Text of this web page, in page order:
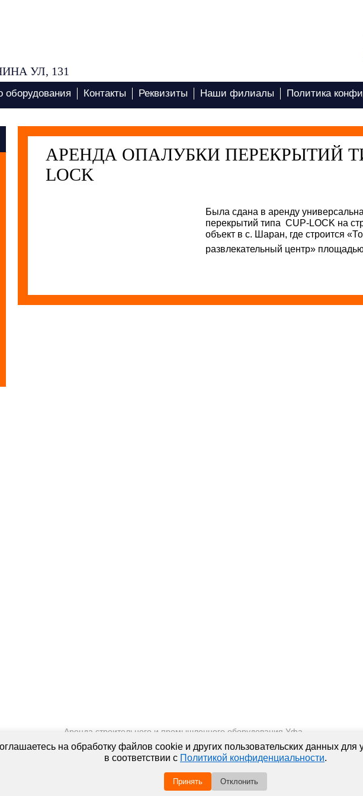
УЛ, 131
оборудования Контакты Реквизиты Наши филиалы Политика
АРЕНДА ОПАЛУБКИ ПЕРЕКРЫТИЙ
LOCK
Была сдана в аренду у
перекрытий типа CUP-LOCK на
объект в с. Шаран, где строится
развлекательный центр»
Аренда строительного и промышленного оборудования Уфа
Аренда оборудования 2018. Все права защищены
ПОЛИТИКА КОНФИДЕНЦИАЛЬНОСТИ
Пользуясь сайтом, Вы автоматически принимаете
на обработку файлов cookie и других пользовательских данных для
в соответствии с Политикой конфиденциальности.
Принять Отклонить